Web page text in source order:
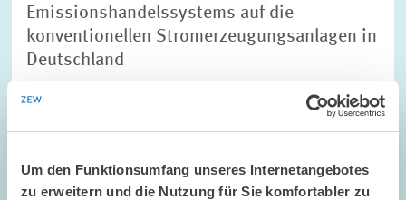
Um den Funktionsumfang unseres Internetangebotes
zu erweitern und die Nutzung für Sie komfortabler zu
Emissionshandelssystems auf die
konventionellen Stromerzeugungsanlagen in
Deutschland
Die Energiewirtschaft ist zentral für weltweite
Klimaschutzstrategien, da hier ein Großteil der CO2-Emissionen
Politiken wie dem EU-Emissionshandel im…
01.03.2015 – 30.06.2017